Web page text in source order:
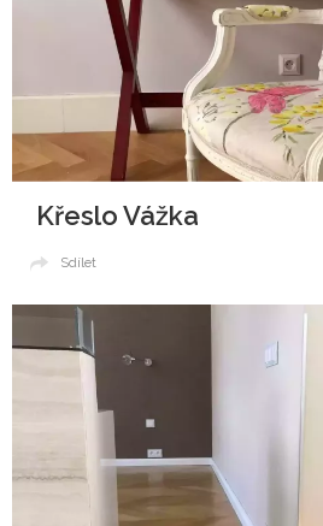
Křeslo Vážka
Sdílet